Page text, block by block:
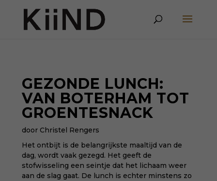
GEZONDE LUNCH:
VAN BOTERHAM TOT
GROENTESNACK
door Christel Rengers
Het ontbijtis de belangrijkste maaltijd van de
dag, wordt vaak gezegd. Het geeft de
stofwisseling een seintje dat het lichaam weer
aan de slag gaat. De lunch is echter minstens zo